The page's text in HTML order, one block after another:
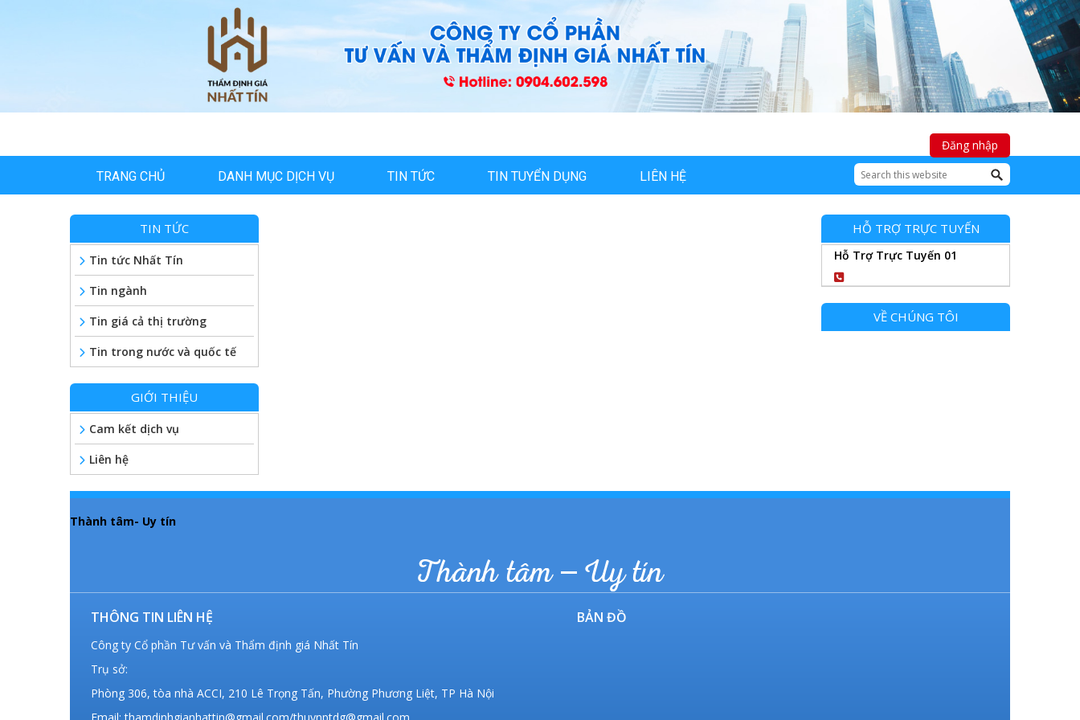
Đăng nhập
TRANG CHỦ DANH MỤC DỊCH VỤ TIN TỨC TIN TUYỂN DỤNG LIÊN HỆ
HỖ TRỢ TRỰC TUYẾN
Hỗ Trợ Trực Tuyến 01
VỀ CHÚNG TÔI
TIN TỨC
Tin tức Nhất Tín
Tin ngành
Tin giá cả thị trường
Tin trong nước và quốc tế
GIỚI THIỆU
Cam kết dịch vụ
Liên hệ
Thành tâm- Uy tín
Thành tâm – Uy tín
THÔNG TIN LIÊN HỆ
Công ty Cổ phần Tư vấn và Thẩm định giá Nhất Tín
Trụ sở:
Phòng 306, tòa nhà ACCI, 210 Lê Trọng Tấn, Phường Phương Liệt, TP Hà Nội
BẢN ĐỒ